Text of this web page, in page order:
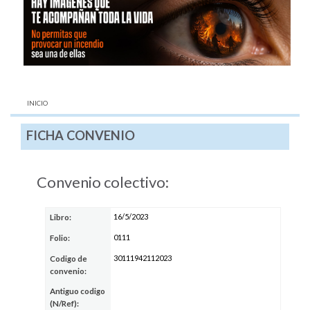
AQUÍ:
INICIO
FICHA CONVENIO
Convenio colectivo:
Libro: 16/5/2023
Folio: 0111
Codigo de
convenio:
30111942112023
Antiguo codigo
(N/Ref):